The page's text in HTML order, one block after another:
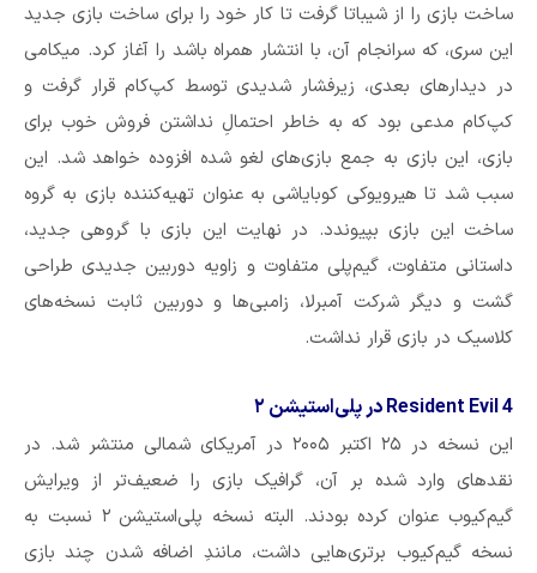
ساخت بازی را از شیباتا گرفت تا کار خود را برای ساخت بازی جدید
این سری، که سرانجام آن، با انتشار همراه باشد را آغاز کرد. میکامی
در دیدارهای بعدی، زیرفشار شدیدی توسط کپ‌کام قرار گرفت و
کپ‌کام مدعی بود که به خاطر احتمالِ نداشتن فروش خوب برای
بازی، این بازی به جمع بازی‌های لغو شده افزوده خواهد شد. این
سبب شد تا هیرویوکی کوبایاشی به عنوان تهیه‌کننده بازی به گروه
ساخت این بازی بپیوندد. در نهایت این بازی با گروهی جدید،
داستانی متفاوت، گیم‌پلی متفاوت و زاویه دوربین جدیدی طراحی
گشت و دیگر شرکت آمبرلا، زامبی‌ها و دوربین ثابت نسخه‌های
کلاسیک در بازی قرار نداشت.
Resident Evil 4 در پلی‌استیشن ۲
این نسخه در ۲۵ اکتبر ۲۰۰۵ در آمریکای شمالی منتشر شد. در
نقدهای وارد شده بر آن، گرافیک بازی را ضعیف‌تر از ویرایش
گیم‌کیوب عنوان کرده بودند. البته نسخه پلی‌استیشن ۲ نسبت به
نسخه گیم‌کیوب برتری‌هایی داشت، مانندِ اضافه شدن چند بازی